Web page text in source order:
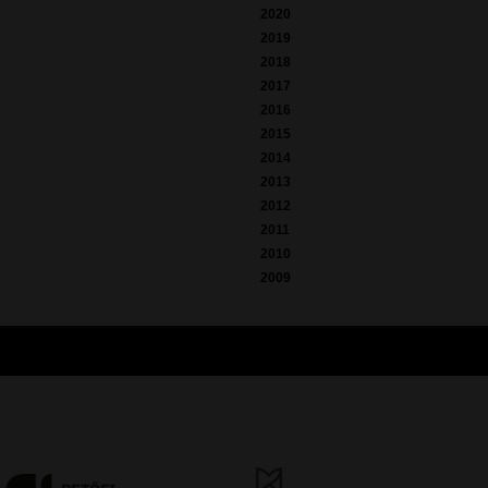
2020
2019
2018
2017
2016
2015
2014
2013
2012
2011
2010
2009